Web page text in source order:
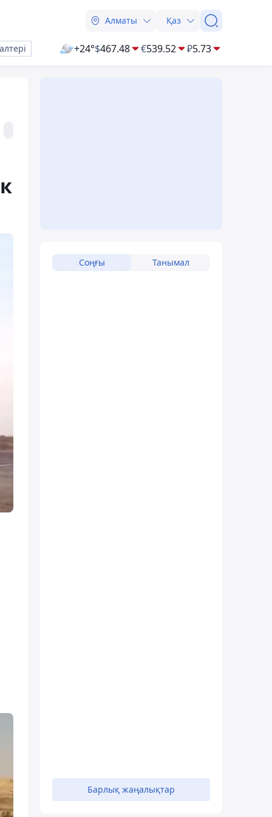
Алматы Қаз
+24°$467.48 €539.52 ₽5.73
Соңғы Танымал
Барлық жаңалықтар